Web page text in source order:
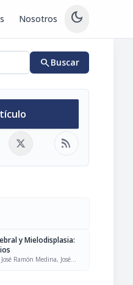
Nosotros dark_mode
searchBuscar
rss_feed
y Mielodisplasia:
Ramón Medina, José